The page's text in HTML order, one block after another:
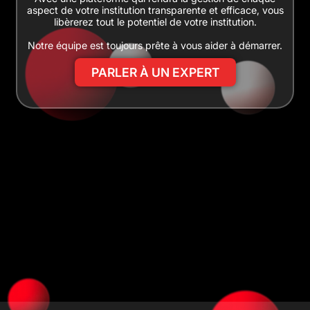
aspect de votre institution transparente et efficace, vous
libèrerez tout le potentiel de votre institution.
Notre équipe est toujours prête à vous aider à démarrer.
PARLER À UN EXPERT